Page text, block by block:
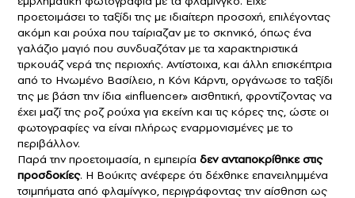
προετοιμάσει το ταξίδι της με ιδιαίτερη προσοχή, επιλέγοντας
ακόμη και ρούχα που ταίριαζαν με το σκηνικό, όπως ένα
γαλάζιο μαγιό που συνδυαζόταν με τα χαρακτηριστικά
τιρκουάζ νερά της περιοχής. Αντίστοιχα, και άλλη επισκέπτρια
από το Ηνωμένο Βασίλειο, η Κόνι Κάρντι, οργάνωσε το ταξίδι
της με βάση την ίδια «influencer» αισθητική, φροντίζοντας να
έχει μαζί της ροζ ρούχα για εκείνη και τις κόρες της, ώστε οι
φωτογραφίες να είναι πλήρως εναρμονισμένες με το
περιβάλλον.
Παρά την προετοιμασία, η εμπειρία δεν ανταποκρίθηκε στις
προσδοκίες. Η Βούκιτς ανέφερε ότι δέχθηκε επανειλημμένα
τσιμπήματα από φλαμίνγκο, περιγράφοντας την αίσθηση ως